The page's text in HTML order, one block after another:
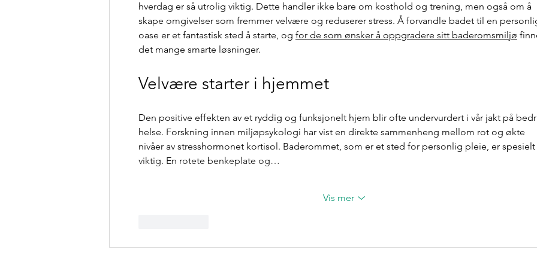
hverdag er så utrolig viktig. Dette handler ikke bare om kosthold og trening, men også om å
skape omgivelser som fremmer velvære og reduserer stress. Å forvandle badet til en
oase er et fantastisk sted å starte, og for de som ønsker å oppgradere sitt baderomsmiljø
det mange smarte løsninger.
Velvære starter i hjemmet
Den positive effekten av et ryddig og funksjonelt hjem blir ofte undervurdert i vår jakt på
helse. Forskning innen miljøpsykologi har vist en direkte sammenheng mellom rot og økte
nivåer av stresshormonet kortisol. Baderommet, som er et sted for personlig pleie, er spesielt
viktig. En rotete benkeplate og…
Vis mer